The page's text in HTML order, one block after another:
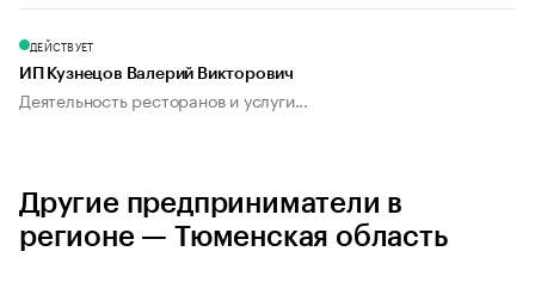
ДЕЙСТВУЕТ
ИП Кузнецов Валерий Викторович
Деятельность ресторанов и услуги...
Другие предприниматели в
регионе — Тюменская область